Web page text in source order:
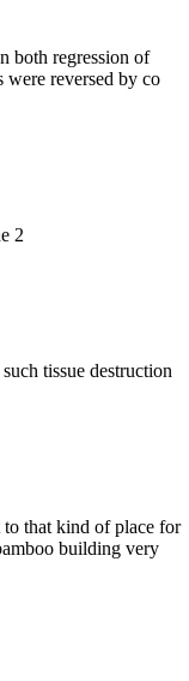
both regression of
were reversed by co
2
tissue destruction
to that kind of place for
building very